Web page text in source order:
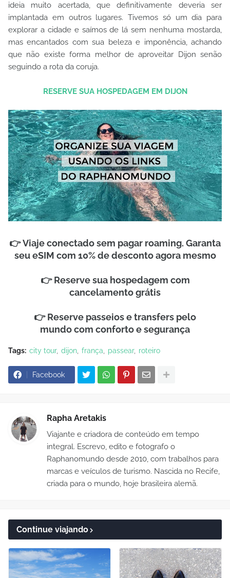
ideia muito acertada, que definitivamente deveria ser
implantada em outros lugares. Tivemos só um dia para
explorar a cidade e saímos de lá sem nenhuma mostarda,
mas encantados com sua beleza e imponência, achando
que não existe forma melhor de aproveitar Dijon senão
seguindo a rota da coruja.
RESERVE SUA HOSPEDAGEM EM DIJON
👉Viaje conectado sem pagar roaming. Garanta
seu eSIM com 10% de desconto agora mesmo
👉Reserve sua hospedagem com
cancelamento grátis
👉Reserve passeios e transfers pelo
mundocom conforto e segurança
Tags: city tour dijon frança passear roteiro
Facebook
Rapha Aretakis
Viajante e criadora de conteúdo em tempo
integral. Escrevo, edito e fotografo o
Raphanomundo desde 2010, com trabalhos para
marcas e veículos de turismo. Nascida no Recife,
criada para o mundo, hoje brasileira alemã.
Continue viajando